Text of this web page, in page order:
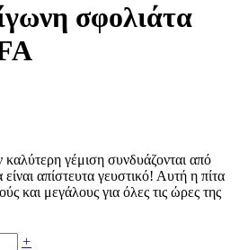
σφολιάτα
γέμιση συνδυάζονται από
απίστευτα γευστικό! Αυτή η πίτα
και μεγάλους για όλες τις ώρες της
+